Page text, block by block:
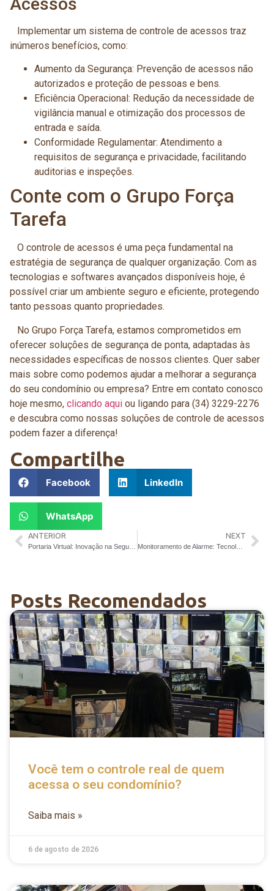
Implementar um sistema de controle de acessos traz
inúmeros benefícios, como:
Aumento da Segurança: Prevenção de acessos não
autorizados e proteção de pessoas e bens.
Eficiência Operacional: Redução da necessidade de
vigilância manual e otimização dos processos de
entrada e saída.
Conformidade Regulamentar: Atendimento a
requisitos de segurança e privacidade, facilitando
auditorias e inspeções.
Conte com o Grupo Força
Tarefa
O controle de acessos é uma peça fundamental na
estratégia de segurança de qualquer organização. Com as
tecnologias e softwares avançados disponíveis hoje, é
possível criar um ambiente seguro e eficiente, protegendo
tanto pessoas quanto propriedades.
No Grupo Força Tarefa, estamos comprometidos em
oferecer soluções de segurança de ponta, adaptadas às
necessidades específicas de nossos clientes. Quer saber
mais sobre como podemos ajudar a melhorar a segurança
do seu condomínio ou empresa? Entre em contato conosco
hoje mesmo, clicando aqui ou ligando para (34) 3229-2276
e descubra como nossas soluções de controle de acessos
podem fazer a diferença!
Compartilhe
Facebook LinkedIn
WhatsApp
ANTERIOR NEXT
Monitoramento de Alarme: Tecnologias Basicas para a Segurança
Posts Recomendados
Você tem o controle real de quem
acessa o seu condomínio?
Saiba mais »
6 de agosto de 2026